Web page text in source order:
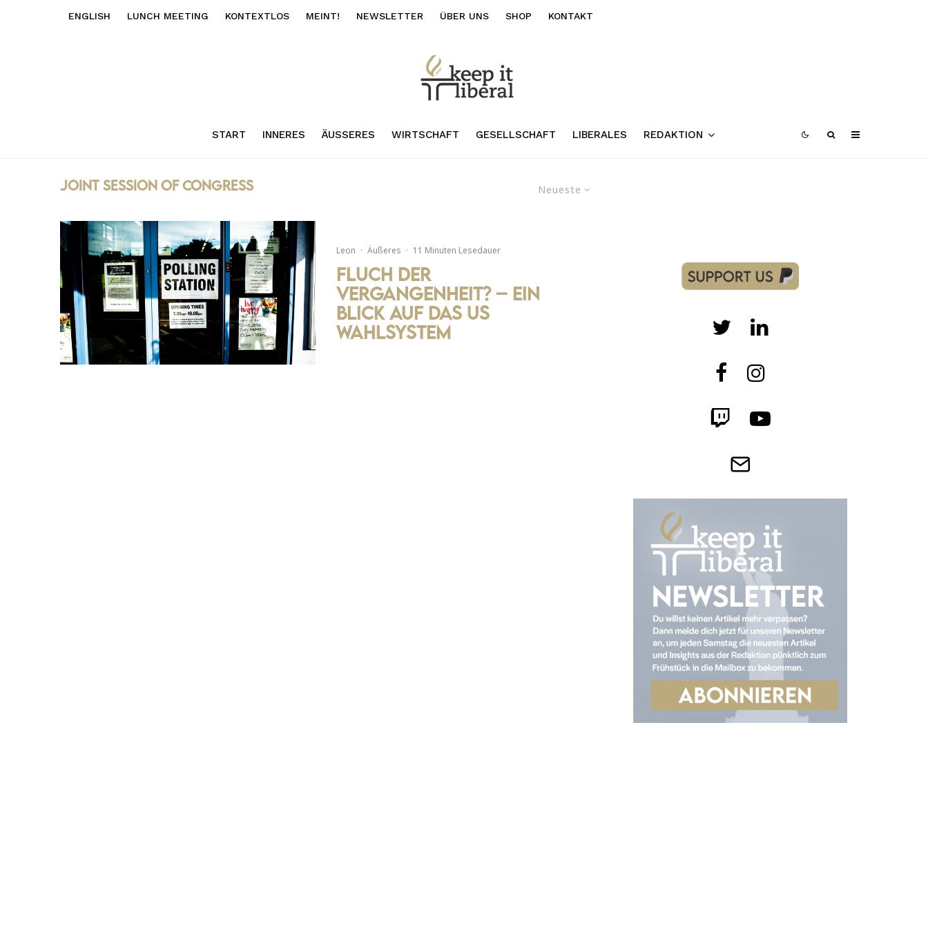
ENGLISH LUNCH MEETING KONTEXTLOS MEINT! NEWSLETTER ÜBER UNS SHOP KONTAKT
START INNERES ÄUSSERES WIRTSCHAFT GESELLSCHAFT LIBERALES REDAKTION
Neueste
Joint Session of Congress
Leon · Äußeres · 11 Minuten Lesedauer
Fluch der
Vergangenheit? – ein
Blick auf das US
Wahlsystem